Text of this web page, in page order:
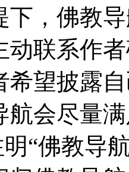
下，佛教
动联系作
希望披露
航会尽量
“佛教导